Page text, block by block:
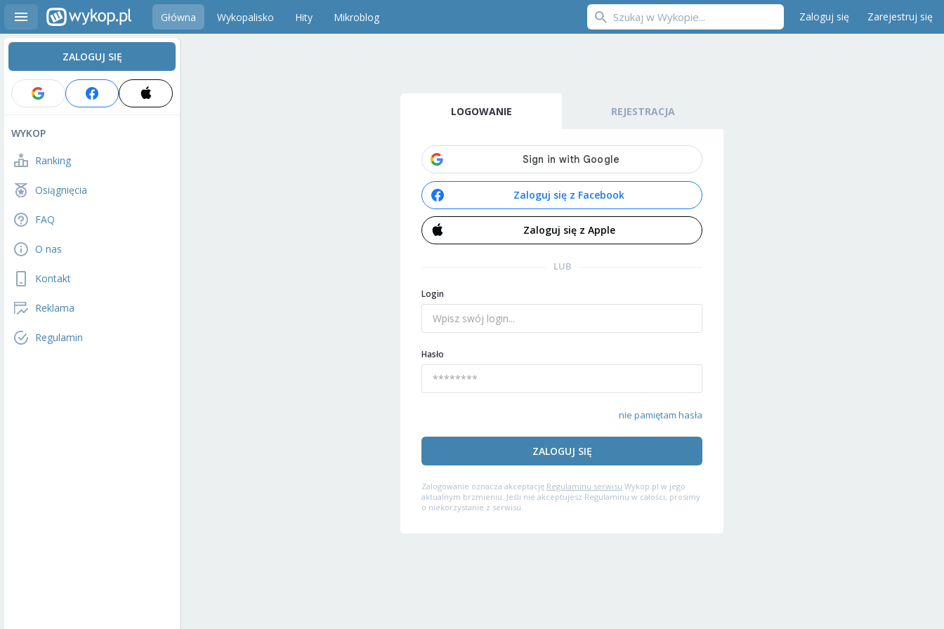
Główna Wykopalisko Hity Mikroblog Zaloguj się Zarejestruj się
ZALOGUJ SIĘ
WYKOP
Ranking
Osiągnięcia
FAQ
O nas
Kontakt
Reklama
Regulamin
LOGOWANIE REJESTRACJA
Zaloguj się z Facebook
Zaloguj się z Apple
LUB
Login
Hasło
nie pamiętam hasła
ZALOGUJ SIĘ
Zalogowanie oznacza akceptację Regulaminu serwisu Wykop.pl w jego
aktualnym brzmieniu. Jeśli nie akceptujesz Regulaminu w całości, prosimy
o niekorzystanie z serwisu.